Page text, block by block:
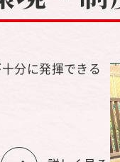
分に発揮できる